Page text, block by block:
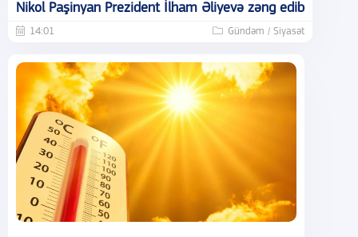
Nikol Paşinyan Prezident İlham Əliyevə zəng edib
14:01 Gündəm / Siyasət